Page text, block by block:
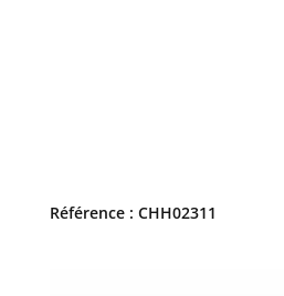
Référence : CHH02311